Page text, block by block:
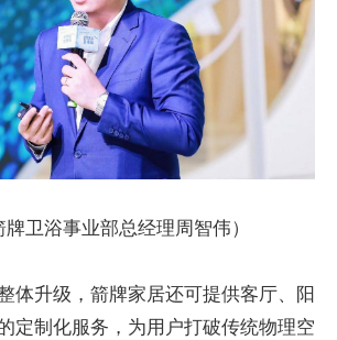
牌卫浴事业部总经理周智伟）
体升级，箭牌家居还可提供客厅、阳
定制化服务，为用户打破传统物理空